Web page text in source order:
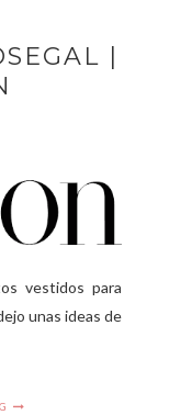
|
vestidos para
unas ideas de